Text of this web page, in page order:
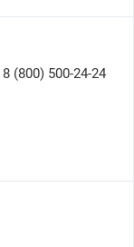
8 (800) 500-24-24